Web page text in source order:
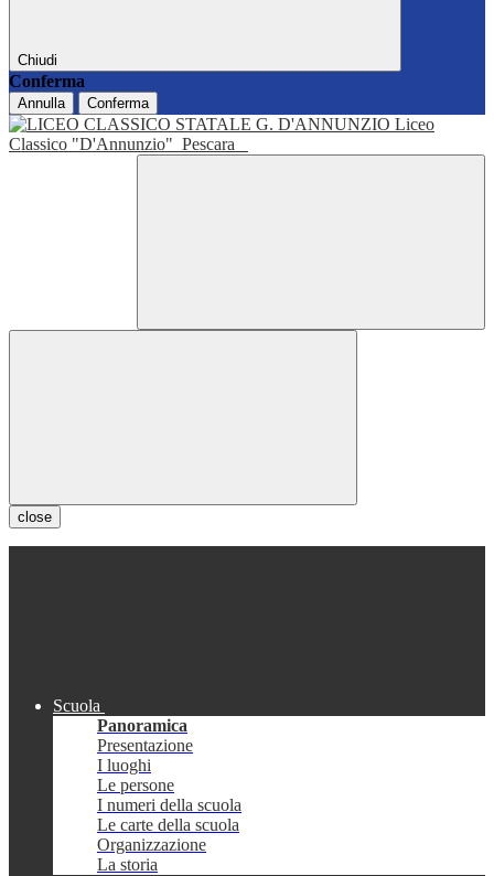
Chiudi
Conferma
Annulla Conferma
Liceo
Classico "D'Annunzio" Pescara
close
Scuola
Panoramica
Presentazione
I luoghi
Le persone
I numeri della scuola
Le carte della scuola
Organizzazione
La storia